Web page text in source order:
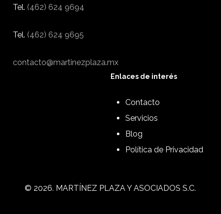
Tel. (462) 624 9694
Tel. (462) 624 9695
contacto@martinezplaza.mx
Enlaces de interés
Contacto
Servicios
Blog
Política de Privacidad
© 2026. MARTÍNEZ PLAZA Y ASOCIADOS S.C.